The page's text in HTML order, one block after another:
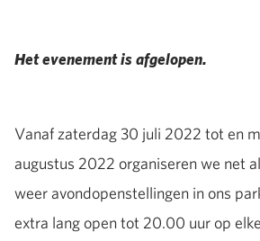
Het evenement is afgelopen.
Vanaf zaterdag 30 juli 2022 tot en
augustus 2022 organiseren we net
weer avondopenstellingen in ons
extra lang open tot 20.00 uur op